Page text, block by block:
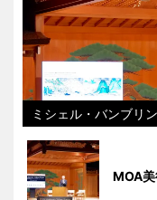
ミシェル・バンブリ
MOA